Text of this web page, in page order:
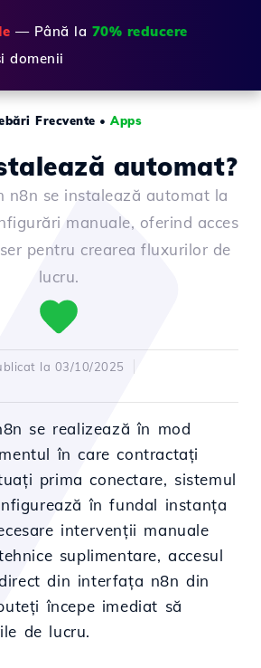
— Până la 70% reducere
domenii
Frecvente • Apps
automat?
n8n se instalează automat la
manuale, oferind acces
pentru crearea fluxurilor de
lucru.
la 03/10/2025
se realizează în mod
în care contractați
prima conectare, sistemul
în fundal instanța
intervenții manuale
suplimentare, accesul
din interfața n8n din
începe imediat să
de lucru.